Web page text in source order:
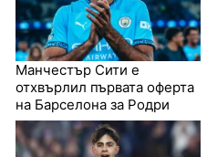
Манчестър Сити е
отхвърлил първата оферта
на Барселона за Родри